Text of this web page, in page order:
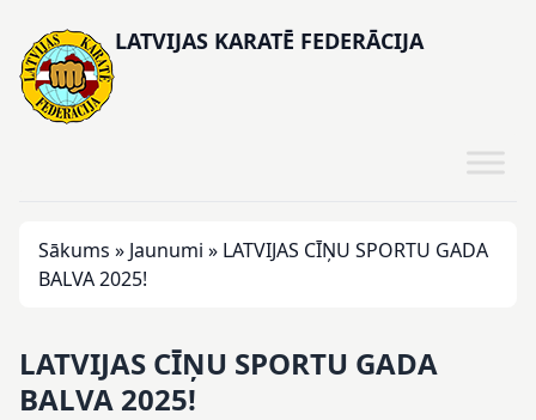
LATVIJAS KARATĒ FEDERĀCIJA
Sākums » Jaunumi » LATVIJAS CĪŅU SPORTU GADA
BALVA 2025!
LATVIJAS CĪŅU SPORTU GADA
BALVA 2025!